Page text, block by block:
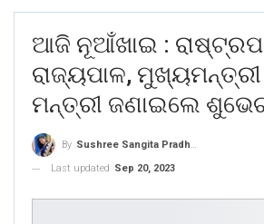
ଆଜି ନୂଆଁଖାଇ :
ରାଜ୍ୟପାଳ,
ମନ୍ତ୍ରୀ ଜଣାଇଲେ
By Sushree Sangita Pradhan
Last updated Sep 20, 2023